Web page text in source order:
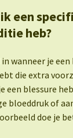
een
heb?
wanneer je een
die extra
een blessure
bloeddruk of
doe je